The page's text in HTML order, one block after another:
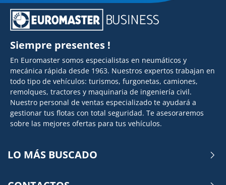
Siempre presentes !
En Euromaster somos especialistas en neumáticos y
mecánica rápida desde 1963. Nuestros expertos trabajan en
todo tipo de vehículos: turismos, furgonetas, camiones,
remolques, tractores y maquinaria de ingeniería civil.
Nuestro personal de ventas especializado te ayudará a
gestionar tus flotas con total seguridad. Te asesoraremos
sobre las mejores ofertas para tus vehículos.
LO MÁS BUSCADO